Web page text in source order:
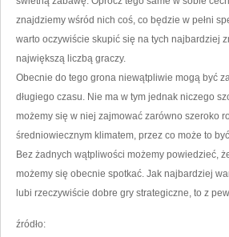
znajdziemy wśród nich coś, co będzie w pełni
warto oczywiście skupić się na tych najbardziej
największą liczbą graczy.
Obecnie do tego grona niewątpliwie mogą być
długiego czasu. Nie ma w tym jednak niczego
możemy się w niej zajmować zarówno szeroko
średniowiecznym klimatem, przez co może to
Bez żadnych wątpliwości możemy powiedzieć,
możemy się obecnie spotkać. Jak najbardziej
lubi rzeczywiście dobre gry strategiczne, to z
źródło: